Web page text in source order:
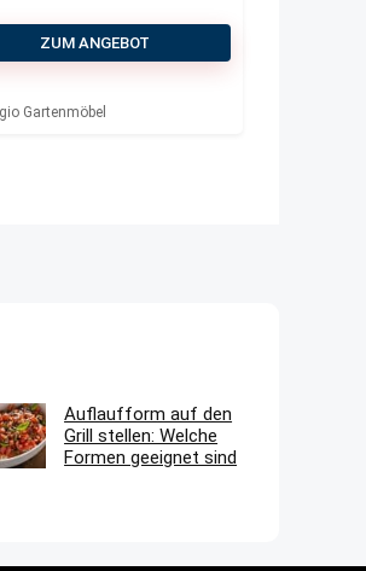
Set
ZUM ANGEBOT
Gartenmöbel
Auflaufform auf den
Grill stellen: Welche
Formen geeignet sind